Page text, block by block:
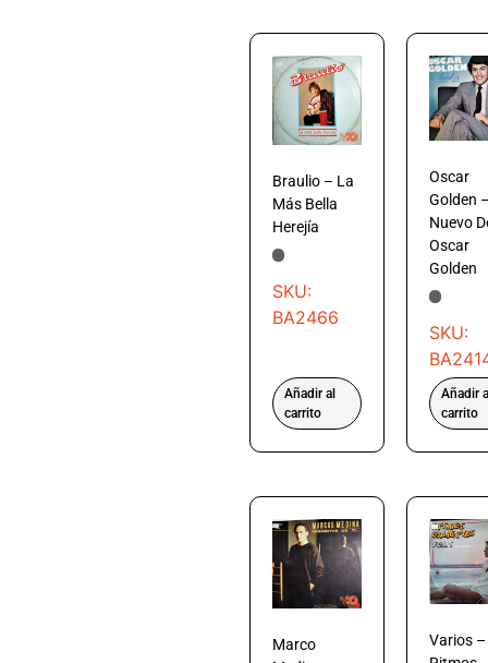
Braulio – La
Más Bella
Herejía
SKU:
BA2466
Añadir al
carrito
Oscar
Golden
Nuevo
Oscar
Golden
SKU:
Añadir
carrito
Marco
Varios –